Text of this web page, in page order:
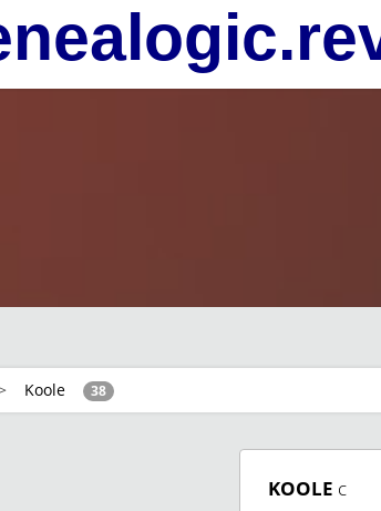
Koole 38
KOOLE c